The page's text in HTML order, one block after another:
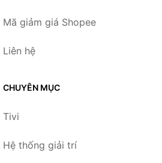
Mã giảm giá Shopee
Liên hệ
CHUYÊN MỤC
Tivi
Hệ thống giải trí